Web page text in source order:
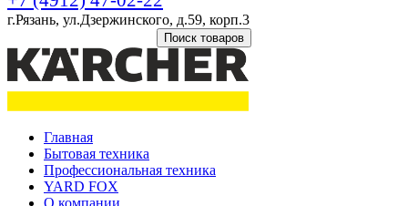
г.Рязань, ул.Дзержинского, д.59, корп.3
Поиск товаров
Главная
Бытовая техника
Профессиональная техника
YARD FOX
О компании